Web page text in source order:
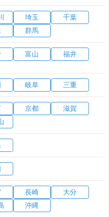
埼玉
千葉
群馬
富山 福井
岐阜 三重
京都
滋賀
長崎
大分
沖縄